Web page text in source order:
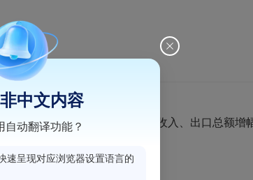
业固投、地方一般公共预算收入、出口总额增
中文内容
自动翻译功能？
速呈现对应浏览器设置语言的